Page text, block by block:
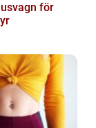
för